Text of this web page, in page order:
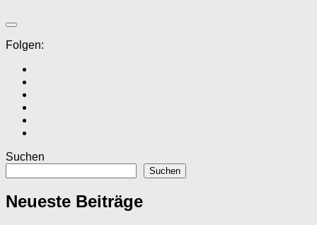
Folgen:
Suchen
Suchen
Neueste Beiträge